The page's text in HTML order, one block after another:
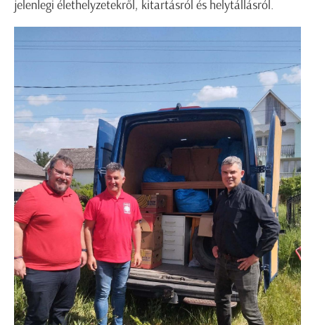
jelenlegi élethelyzetekről, kitartásról és helytállásról.